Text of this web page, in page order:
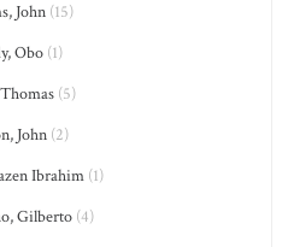
John (15)
Obo (1)
(5)
John (2)
Ibrahim (1)
Gilberto (4)